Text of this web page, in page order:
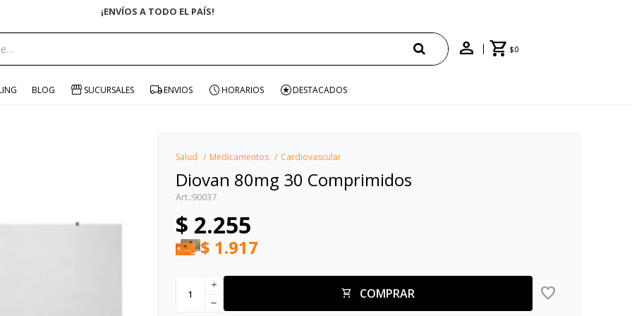
$0
BLOG SUCURSALES ENVIOS HORARIOS DESTACADOS
Salud Medicamentos Cardiovascular
Diovan 80mg 30 Comprimidos
90037
$ 2.255
$ 1.917
COMPRAR
add
remove